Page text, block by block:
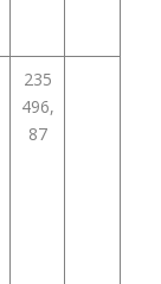
235
496,
87